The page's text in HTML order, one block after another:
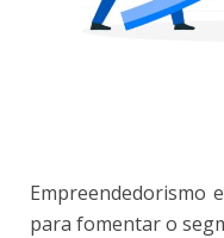
Empreendedorismo
para fomentar o